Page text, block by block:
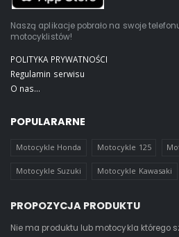
Naszą aplikacje pobrało na swoje
motocyklistów!
POLITYKA PRYWATNOŚCI
Regulamin serwisu
O nas...
POPULARARNE
Motocykle Honda Motocykle 125
Motocykle Suzuki Motocykle Kawasaki
PROPOZYCJA PRODUKTU
Nie ma produktu lub motocykla którego